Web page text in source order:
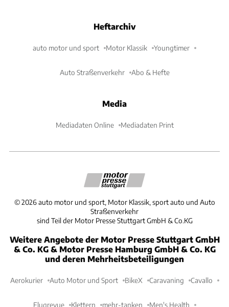
Heftarchiv
auto motor und sport Motor Klassik Youngtimer
Auto Straßenverkehr Abo & Hefte
Media
Mediadaten Online Mediadaten Print
©2026 auto motor und sport, Motor Klassik, sport auto und Auto
Straßenverkehr
sind Teil der Motor Presse Stuttgart GmbH & Co.KG
Weitere Angebote der Motor Presse Stuttgart GmbH
& Co. KG & Motor Presse Hamburg GmbH & Co. KG
und deren Mehrheitsbeteiligungen
Aerokurier Auto Motor und Sport BikeX Caravaning Cavallo
Flugrevue Klettern mehr-tanken Men's Health